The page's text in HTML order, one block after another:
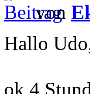
von
Hallo
ok,4